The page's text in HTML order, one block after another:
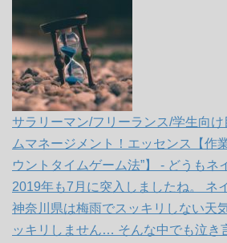
サラリーマン/フリーランス/学生向
ムマネージメント！エッセンス【作
ウントタイムゲーム法”】 - どうもネ
2019年も7月に突入しましたね。 ネ
神奈川県は梅雨でスッキリしない天
ッキリしません… そんな中でも泣き